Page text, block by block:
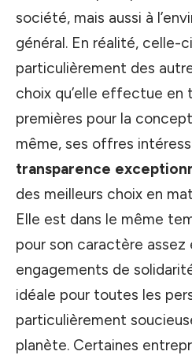
société, mais aussi à
général. En réalité, celle-
particulièrement des
choix qu’elle effectue en
premières pour la
même, ses offres
transparence
des meilleurs choix en
Elle est dans le même
pour son caractère
engagements de
idéale pour toutes les
particulièrement
planète. Certaines